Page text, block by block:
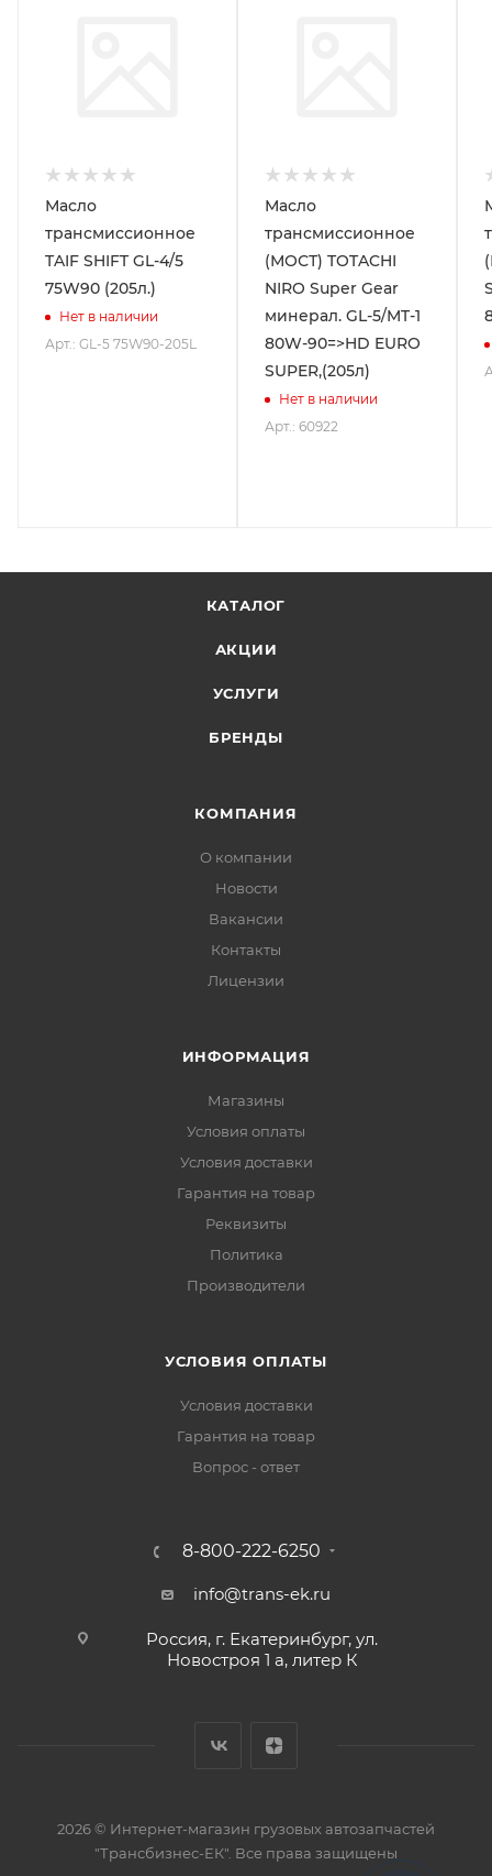
Масло
трансмиссионное
TAIF SHIFT GL-4/5
75W90 (205л.)
Нет в наличии
Арт.: GL-5 75W90-205L
Масло
трансмиссионное
(МОСТ) TOTACHI
NIRO Super Gear
минерал. GL-5/MT-1
80W-90=>HD EURO
SUPER,(205л)
Нет в наличии
Арт.: 60922
КАТАЛОГ
АКЦИИ
УСЛУГИ
БРЕНДЫ
КОМПАНИЯ
О компании
Новости
Вакансии
Контакты
Лицензии
ИНФОРМАЦИЯ
Магазины
Условия оплаты
Условия доставки
Гарантия на товар
Реквизиты
Политика
Производители
УСЛОВИЯ ОПЛАТЫ
Условия доставки
Гарантия на товар
Вопрос - ответ
8-800-222-6250
info@trans-ek.ru
Россия, г. Екатеринбург, ул.
Новостроя 1 а, литер К
2026 © Интернет-магазин грузовых автозапчастей
"Трансбизнес-ЕК" . Все права защищены